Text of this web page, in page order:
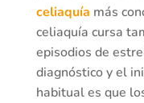
celiaquía más
celiaquía cursa
episodios de
diagnóstico y el
habitual es que